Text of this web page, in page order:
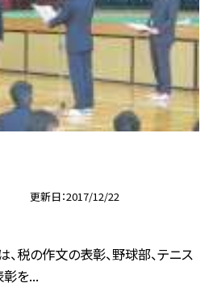
更新日 2017/12/22
税の作文の表彰、野球部、テニス
彰を...